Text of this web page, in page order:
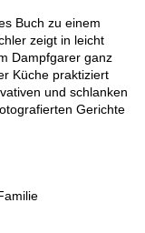
Buch zu einem
zeigt in leicht
Dampfgarer ganz
Küche praktiziert
und schlanken
Gerichte